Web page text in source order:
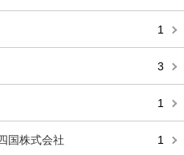
1
3
1
国株式会社 1